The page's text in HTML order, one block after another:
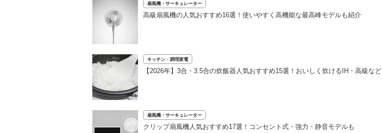
扇風機・サーキュレーター
高級扇風機の人気おすすめ16選！使いやすく高機能な最高峰モデルも紹介
キッチン・調理家電
【2026年】3合・3.5合の炊飯器人気おすすめ15選！おいしく炊けるIH・高級など
扇風機・サーキュレーター
クリップ扇風機人気おすすめ17選！コンセント式・強力・静音モデルも